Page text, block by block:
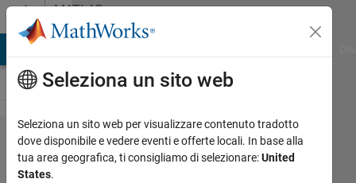
Vai al contenutoMATLAB
Answers
Plotting
the
Seleziona un sito web
Seleziona un sito web per visualizzare contenuto tradotto
dove disponibile e vedere eventi e offerte locali. In base alla
tua area geografica, ti consigliamo di selezionare:United
States.